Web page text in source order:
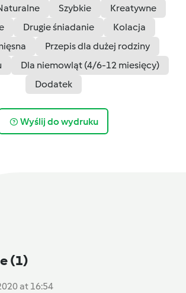
Szybkie
Kreatywne
Drugie śniadanie
Kolacja
Przepis dla dużej rodziny
Dla niemowląt (4/6-12 miesięcy)
Dodatek
Wyślij do wydruku
(1)
at 16:54